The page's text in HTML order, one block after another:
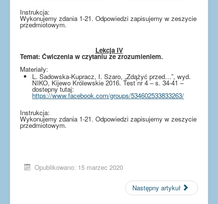
Instrukcja:
Wykonujemy zdania 1-21. Odpowiedzi zapisujemy w zeszycie
przedmiotowym.
Lekcja IV
Temat: Ćwiczenia w czytaniu ze zrozumieniem.
Materiały:
L. Sadowska-Kupracz, I. Szaro, „Zdążyć przed…”, wyd.
NIKO, Kijewo Królewskie 2016. Test nr 4 – s. 34-41 –
dostepny tutaj:
https://www.facebook.com/groups/534602533833263/
Instrukcja:
Wykonujemy zdania 1-21. Odpowiedzi zapisujemy w zeszycie
przedmiotowym.
Opublikowano: 15 marzec 2020
Następny artykuł